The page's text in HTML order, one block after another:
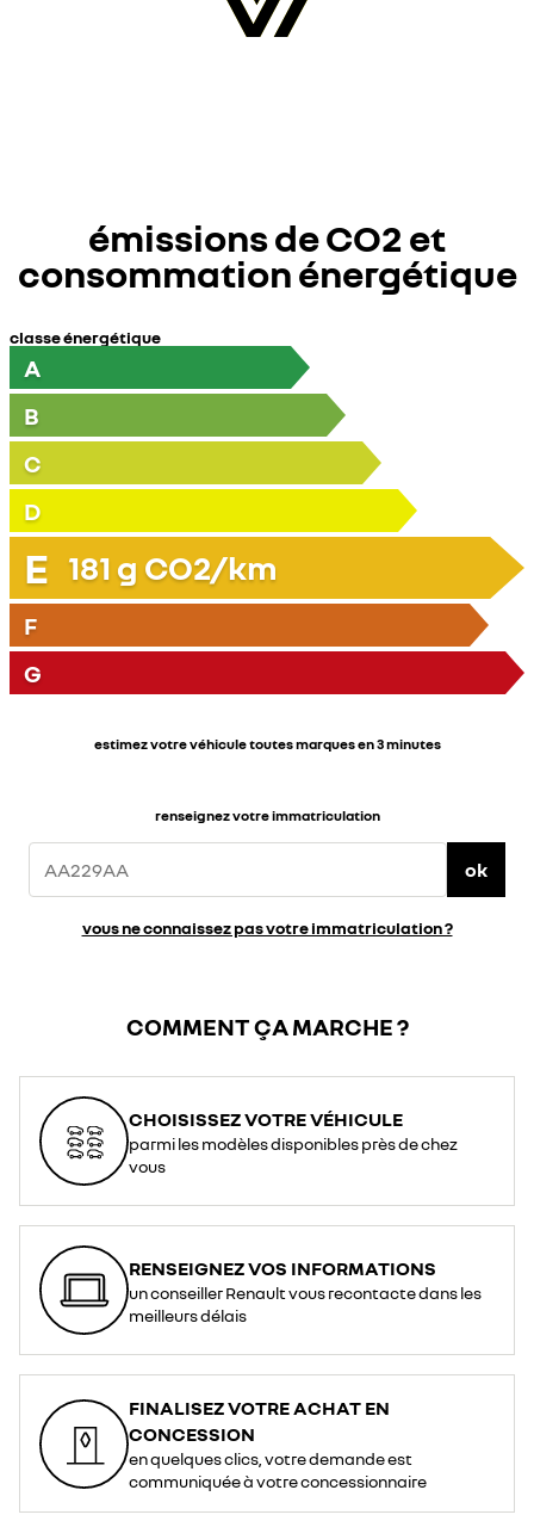
émissions de CO2 et
consommation énergétique
classe énergétique
A
B
C
D
E 181 g CO2/km
F
G
estimez votre véhicule toutes marques en 3 minutes
renseignez votre immatriculation
ok
vous ne connaissez pas votre immatriculation ?
COMMENT ÇA MARCHE ?
CHOISISSEZ VOTRE VÉHICULE
parmi les modèles disponibles près de chez
vous
RENSEIGNEZ VOS INFORMATIONS
un conseiller Renault vous recontacte dans les
meilleurs délais
FINALISEZ VOTRE ACHAT EN
CONCESSION
en quelques clics, votre demande est
communiquée à votre concessionnaire